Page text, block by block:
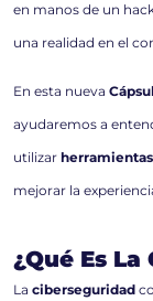
en manos de un
una realidad en el
En esta nueva
ayudaremos a
utilizar
mejorar la
¿Qué Es
La ciberseguridad